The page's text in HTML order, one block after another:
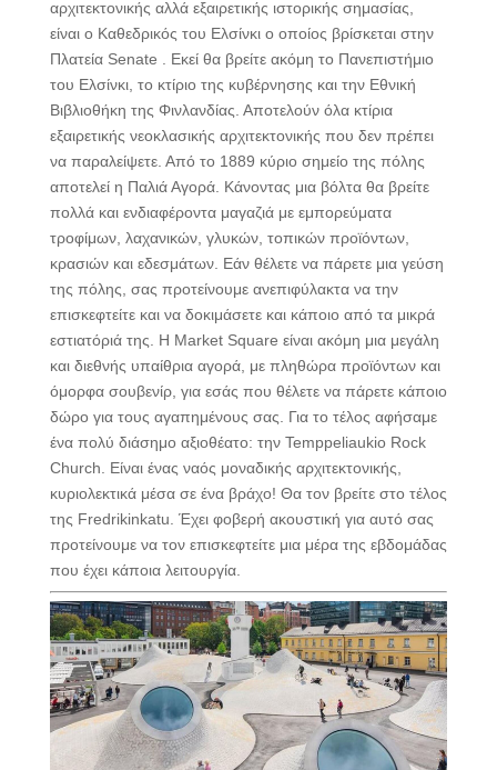
αρχιτεκτονικής αλλά εξαιρετικής ιστορικής σημασίας,
είναι ο Καθεδρικός του Ελσίνκι ο οποίος βρίσκεται στην
Πλατεία Senate . Εκεί θα βρείτε ακόμη το Πανεπιστήμιο
του Ελσίνκι, το κτίριο της κυβέρνησης και την Εθνική
Βιβλιοθήκη της Φινλανδίας. Αποτελούν όλα κτίρια
εξαιρετικής νεοκλασικής αρχιτεκτονικής που δεν πρέπει
να παραλείψετε. Από το 1889 κύριο σημείο της πόλης
αποτελεί η Παλιά Αγορά. Κάνοντας μια βόλτα θα βρείτε
πολλά και ενδιαφέροντα μαγαζιά με εμπορεύματα
τροφίμων, λαχανικών, γλυκών, τοπικών προϊόντων,
κρασιών και εδεσμάτων. Εάν θέλετε να πάρετε μια γεύση
της πόλης, σας προτείνουμε ανεπιφύλακτα να την
επισκεφτείτε και να δοκιμάσετε και κάποιο από τα μικρά
εστιατόριά της. Η Market Square είναι ακόμη μια μεγάλη
και διεθνής υπαίθρια αγορά, με πληθώρα προϊόντων και
όμορφα σουβενίρ, για εσάς που θέλετε να πάρετε κάποιο
δώρο για τους αγαπημένους σας. Για το τέλος αφήσαμε
ένα πολύ διάσημο αξιοθέατο: την Temppeliaukio Rock
Church. Είναι ένας ναός μοναδικής αρχιτεκτονικής,
κυριολεκτικά μέσα σε ένα βράχο! Θα τον βρείτε στο τέλος
της Fredrikinkatu. Έχει φοβερή ακουστική για αυτό σας
προτείνουμε να τον επισκεφτείτε μια μέρα της εβδομάδας
που έχει κάποια λειτουργία.